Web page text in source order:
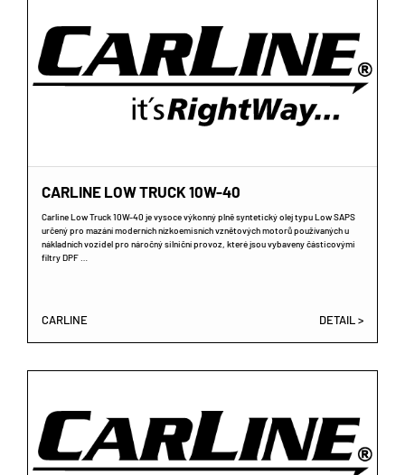
CARLINE LOW TRUCK 10W-40
Carline Low Truck 10W-40 je vysoce výkonný plně syntetický olej typu Low SAPS
určený pro mazání moderních nízkoemisních vznětových motorů používaných u
nákladních vozidel pro náročný silniční provoz, které jsou vybaveny částicovými
filtry DPF …
CARLINE DETAIL >